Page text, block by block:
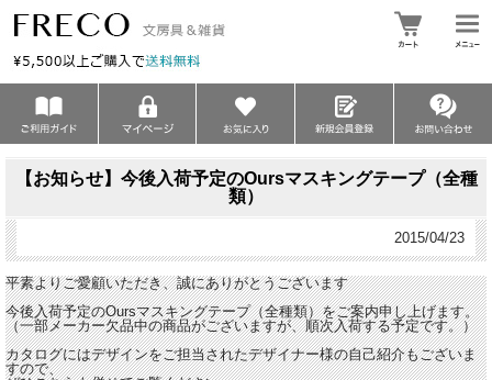
【お知らせ】今後入荷予定のOursマスキングテープ（全種
類）
2015/04/23
平素よりご愛顧いただき、誠にありがとうございます
今後入荷予定のOursマスキングテープ（全種類）をご案内申し上げます。
（一部メーカー欠品中の商品がございますが、順次入荷する予定です。）
カタログにはデザインをご担当されたデザイナー様の自己紹介もございま
すので、